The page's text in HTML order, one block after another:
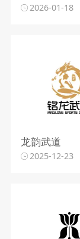
2026-01-18
龙韵武道
2025-12-23